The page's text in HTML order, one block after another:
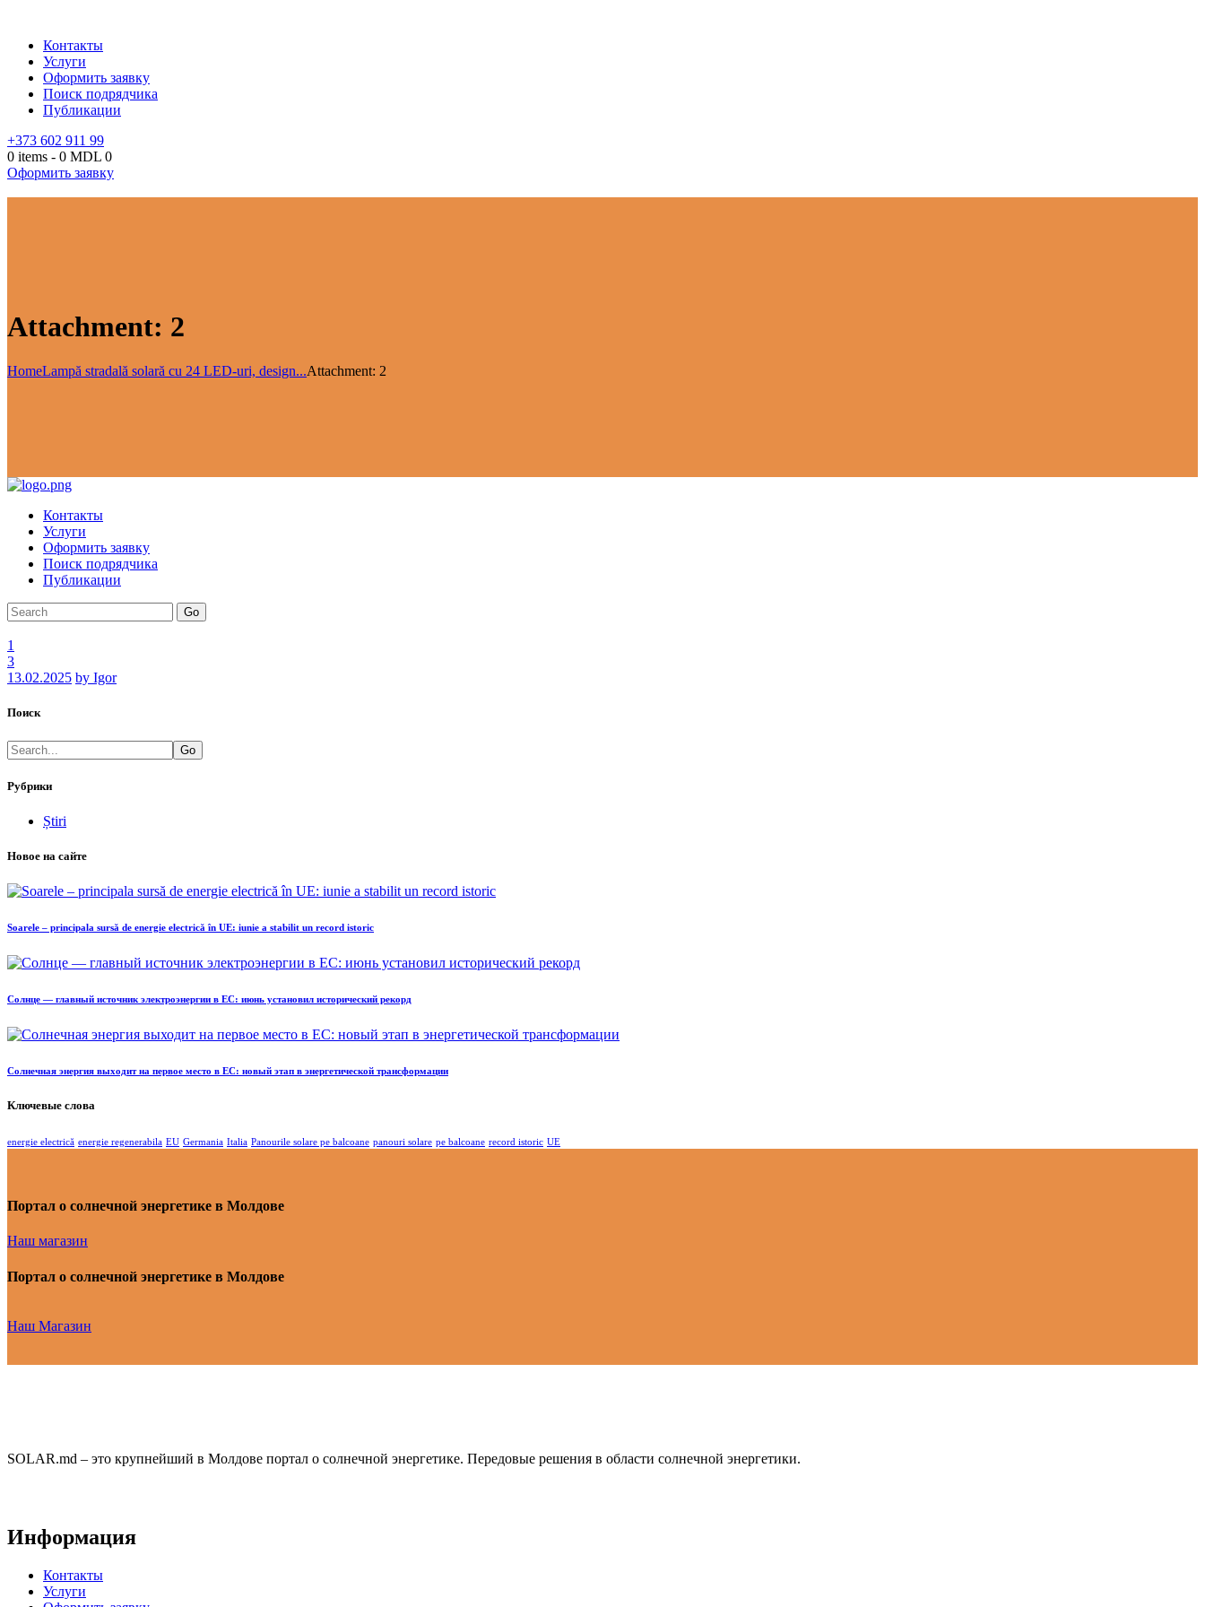
Контакты
Услуги
Оформить заявку
Поиск подрядчика
Публикации
+373 602 911 99
0 items - 0 MDL 0
Оформить заявку
Attachment: 2
HomeLampă stradală solară cu 24 LED-uri, design...Attachment: 2
Контакты
Услуги
Оформить заявку
Поиск подрядчика
Публикации
Go
1
3
13.02.2025 by Igor
Поиск
Go
Рубрики
Știri
Новое на сайте
Soarele – principala sursă de energie electrică în UE: iunie a stabilit un record istoric
Солнце — главный источник электроэнергии в ЕС: июнь установил исторический рекорд
Солнечная энергия выходит на первое место в ЕС: новый этап в энергетической трансформации
Ключевые слова
energie electrică energie regenerabila EU Germania Italia Panourile solare pe balcoane panouri solare pe balcoane record istoric UE
Портал о солнечной энергетике в Молдове
Наш магазин
Портал о солнечной энергетике в Молдове
Наш Магазин
SOLAR.md – это крупнейший в Молдове портал о солнечной энергетике. Передовые решения в области солнечной энергетики.
Информация
Контакты
Услуги